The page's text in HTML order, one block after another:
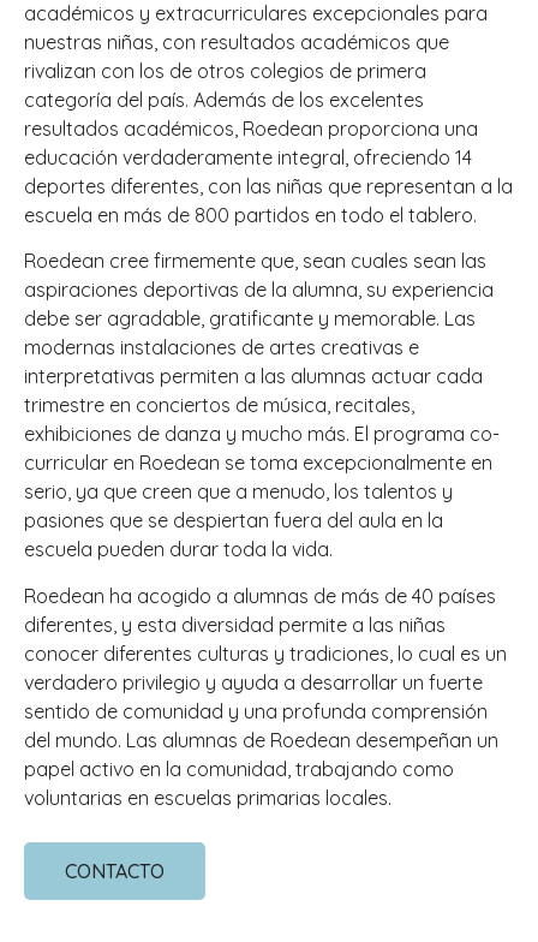
académicos y extracurriculares excepcionales para
nuestras niñas, con resultados académicos que
rivalizan con los de otros colegios de primera
categoría del país. Además de los excelentes
resultados académicos, Roedean proporciona una
educación verdaderamente integral, ofreciendo 14
deportes diferentes, con las niñas que representan a la
escuela en más de 800 partidos en todo el tablero.
Roedean cree firmemente que, sean cuales sean las
aspiraciones deportivas de la alumna, su experiencia
debe ser agradable, gratificante y memorable. Las
modernas instalaciones de artes creativas e
interpretativas permiten a las alumnas actuar cada
trimestre en conciertos de música, recitales,
exhibiciones de danza y mucho más. El programa co-
curricular en Roedean se toma excepcionalmente en
serio, ya que creen que a menudo, los talentos y
pasiones que se despiertan fuera del aula en la
escuela pueden durar toda la vida.
Roedean ha acogido a alumnas de más de 40 países
diferentes, y esta diversidad permite a las niñas
conocer diferentes culturas y tradiciones, lo cual es un
verdadero privilegio y ayuda a desarrollar un fuerte
sentido de comunidad y una profunda comprensión
del mundo. Las alumnas de Roedean desempeñan un
papel activo en la comunidad, trabajando como
voluntarias en escuelas primarias locales.
CONTACTO